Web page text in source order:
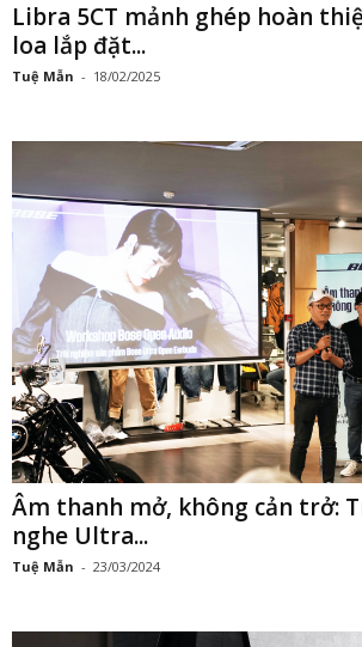
Libra 5CT mảnh ghép hoàn
loa lắp đặt...
Tuệ Mẫn - 18/02/2025
Âm thanh mở, không cản trở:
nghe Ultra...
Tuệ Mẫn - 23/03/2024